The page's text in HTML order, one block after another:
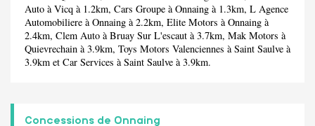
Auto à Vicq à 1.2km, Cars Groupe à Onnaing à 1.3km, L Agence
Automobiliere à Onnaing à 2.2km, Elite Motors à Onnaing à
2.4km, Clem Auto à Bruay Sur L'escaut à 3.7km, Mak Motors à
Quievrechain à 3.9km, Toys Motors Valenciennes à Saint Saulve à
3.9km et Car Services à Saint Saulve à 3.9km.
Concessions de Onnaing